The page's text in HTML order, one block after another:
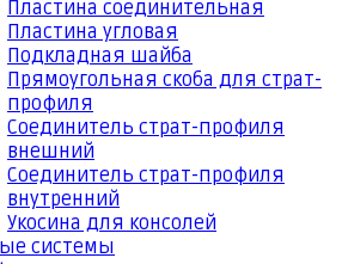
Пластина соединительная
Пластина угловая
Подкладная шайба
Прямоугольная скоба для страт-
профиля
Соединитель страт-профиля
внешний
Соединитель страт-профиля
внутренний
Укосина для консолей
системы